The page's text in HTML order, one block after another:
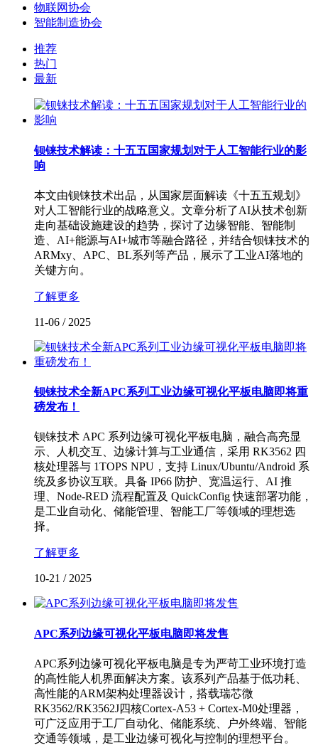
物联网协会
智能制造协会
推荐
热门
最新
钡铼技术解读：十五五国家规划对于人工智能行业的影
响
本文由钡铼技术出品，从国家层面解读《十五五规划》
对人工智能行业的战略意义。文章分析了AI从技术创新
走向基础设施建设的趋势，探讨了边缘智能、智能制
造、AI+能源与AI+城市等融合路径，并结合钡铼技术的
ARMxy、APC、BL系列等产品，展示了工业AI落地的
关键方向。
了解更多
11-06 / 2025
钡铼技术全新APC系列工业边缘可视化平板电脑即将重
磅发布！
钡铼技术 APC 系列边缘可视化平板电脑，融合高亮显
示、人机交互、边缘计算与工业通信，采用 RK3562 四
核处理器与 1TOPS NPU，支持 Linux/Ubuntu/Android 系
统及多协议互联。具备 IP66 防护、宽温运行、AI 推
理、Node-RED 流程配置及 QuickConfig 快速部署功能，
是工业自动化、储能管理、智能工厂等领域的理想选
择。
了解更多
10-21 / 2025
APC系列边缘可视化平板电脑即将发售
APC系列边缘可视化平板电脑是专为严苛工业环境打造
的高性能人机界面解决方案。该系列产品基于低功耗、
高性能的ARM架构处理器设计，搭载瑞芯微
RK3562/RK3562J四核Cortex-A53 + Cortex-M0处理器，
可广泛应用于工厂自动化、储能系统、户外终端、智能
交通等领域，是工业边缘可视化与控制的理想平台。